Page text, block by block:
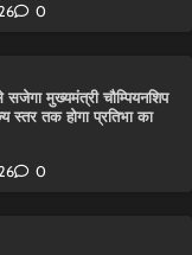
0
मुख्यमंत्री चौम्पियनशिप
स्तर तक होगा प्रतिभा का
0